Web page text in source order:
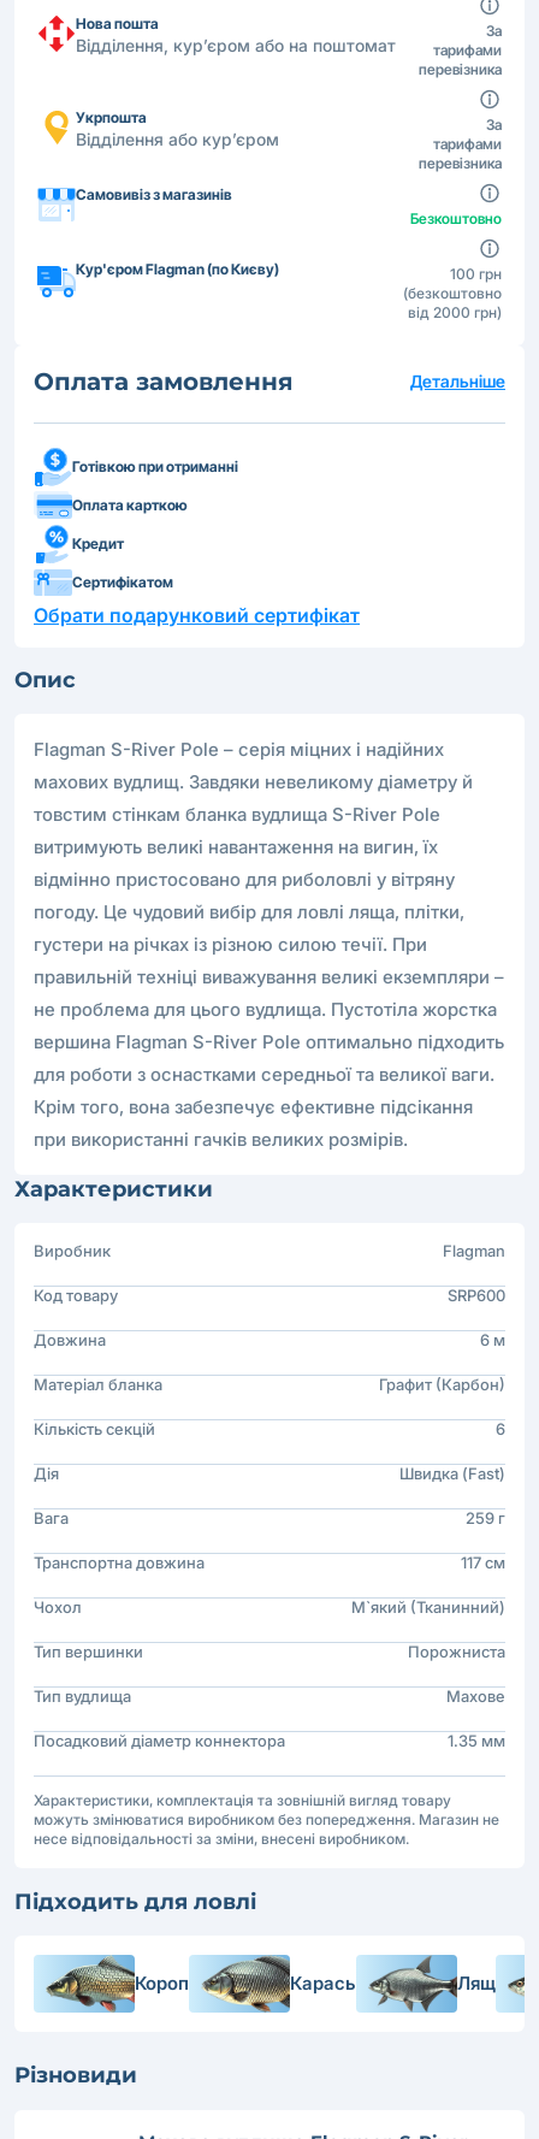
Нова пошта
Відділення, кур’єром або на поштомат
За
тарифами
перевізника
Укрпошта
Відділення або кур’єром
За
тарифами
перевізника
Самовивіз з магазинів
Безкоштовно
Кур'єром Flagman (по Києву)
100 грн
(безкоштовно
від 2000 грн)
Оплата замовлення Детальніше
Готівкою при отриманні
Оплата карткою
Кредит
Сертифікатом
Обрати подарунковий сертифікат
Опис
Flagman S-River Pole – серія міцних і надійних
махових вудлищ. Завдяки невеликому діаметру й
товстим стінкам бланка вудлища S-River Pole
витримують великі навантаження на вигин, їх
відмінно пристосовано для риболовлі у вітряну
погоду. Це чудовий вибір для ловлі ляща, плітки,
густери на річках із різною силою течії. При
правильній техніці виважування великі екземпляри –
не проблема для цього вудлища. Пустотіла жорстка
вершина Flagman S-River Pole оптимально підходить
для роботи з оснастками середньої та великої ваги.
Крім того, вона забезпечує ефективне підсікання
при використанні гачків великих розмірів.
Характеристики
Виробник Flagman
Код товару SRP600
Довжина 6 м
Матеріал бланка Графит (Карбон)
Кількість секцій 6
Дія Швидка (Fast)
Вага 259 г
Транспортна довжина 117 см
Чохол М`який (Тканинний)
Тип вершинки Порожниста
Тип вудлища Махове
Посадковий діаметр коннектора 1.35 мм
Характеристики, комплектація та зовнішній вигляд товару
можуть змінюватися виробником без попередження. Магазин не
несе відповідальності за зміни, внесені виробником.
Підходить для ловлі
Короп Карась Лящ
Різновиди